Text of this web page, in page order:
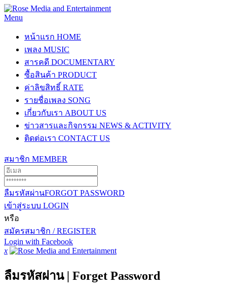
Menu
หน้าแรก HOME
เพลง MUSIC
สารคดี DOCUMENTARY
ซื้อสินค้า PRODUCT
ค่าลิขสิทธิ์ RATE
รายชื่อเพลง SONG
เกี่ยวกับเรา ABOUT US
ข่าวสารและกิจกรรม NEWS & ACTIVITY
ติดต่อเรา CONTACT US
สมาชิก MEMBER
ลืมรหัสผ่านFORGOT PASSWORD
เข้าสู่ระบบ LOGIN
หรือ
สมัครสมาชิก / REGISTER
Login with Facebook
x
ลืมรหัสผ่าน | Forget Password